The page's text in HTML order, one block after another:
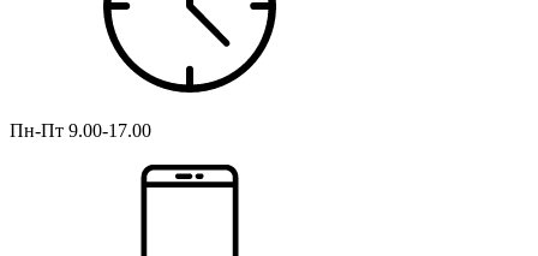
Пн-Пт 9.00-17.00